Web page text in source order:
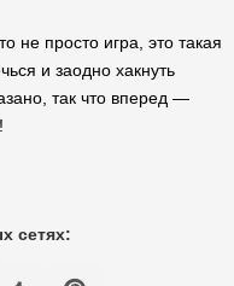
не просто игра, это такая
и заодно хакнуть
так что вперед —
сетях: